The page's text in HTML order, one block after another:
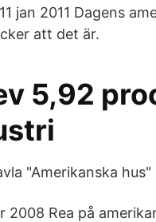
jan 2011 Dagens
att det är.
5,92
"Amerikanska hus"
Rea på